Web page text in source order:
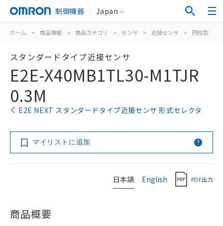
制御機器 Japan
ホーム > 商品情報 > 商品カテゴリ > センサ > 近接センサ > 円柱型
スタンダードタイプ近接センサ
E2E-X40MB1TL30-M1TJR
0.3M
E2E NEXT スタンダードタイプ近接センサ 形式セレクタ
マイリストに追加
日本語 English PDF出力
商品概要